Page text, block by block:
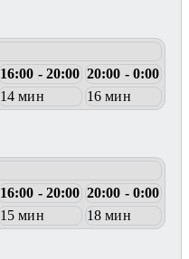
16:00 - 20:00 20:00 - 0:00
14 мин 16 мин
16:00 - 20:00 20:00 - 0:00
15 мин
18 мин